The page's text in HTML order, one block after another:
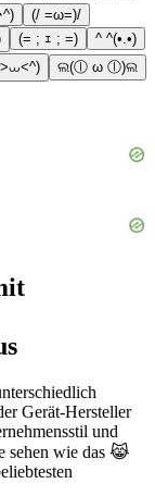
(/ =ω=)/
(= ; ｪ ; =)
^ ^(•.•)
ଲ(ⓛ ω ⓛ)ଲ
Gerät-Hersteller
und
sehen wie das 😹